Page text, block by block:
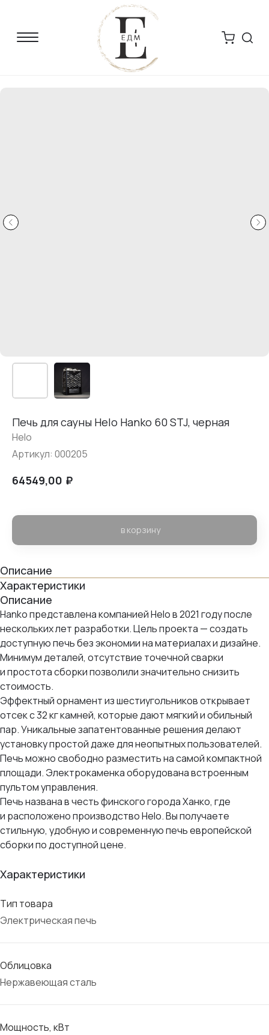
Печь для сауны Helo Hanko 60 STJ, черная
Helo
Артикул: 000205
64549,00 ₽
в корзину
Описание
Характеристики
Описание
Hanko представлена компанией Helo в 2021 году после
нескольких лет разработки. Цель проекта — создать
доступную печь без экономии на материалах и дизайне.
Минимум деталей, отсутствие точечной сварки
и простота сборки позволили значительно снизить
стоимость.
Эффектный орнамент из шестиугольников открывает
отсек с 32 кг камней, которые дают мягкий и обильный
пар. Уникальные запатентованные решения делают
установку простой даже для неопытных пользователей.
Печь можно свободно разместить на самой компактной
площади. Электрокаменка оборудована встроенным
пультом управления.
Печь названа в честь финского города Ханко, где
и расположено производство Helo. Вы получаете
стильную, удобную и современную печь европейской
сборки по доступной цене.
Характеристики
Тип товара
Электрическая печь
Облицовка
Нержавеющая сталь
Мощность, кВт